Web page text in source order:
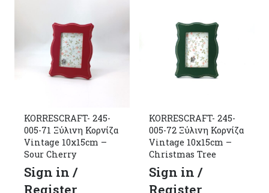
KORRESCRAFT- 245-
005-71 Ξύλινη Κορνίζα
Vintage 10x15cm –
Sour Cherry
Sign in /
Register
KORRESCRAFT- 245-
005-72 Ξύλινη Κορνίζα
Vintage 10x15cm –
Christmas Tree
Sign in /
Register